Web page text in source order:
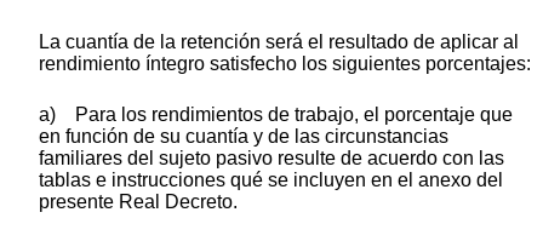
La cuantía de la retención será el resultado de aplicar al
rendimiento íntegro satisfecho los siguientes porcentajes:
a) Para los rendimientos de trabajo, el porcentaje que
en función de su cuantía y de las circunstancias
familiares del sujeto pasivo resulte de acuerdo con las
tablas e instrucciones qué se incluyen en el anexo del
presente Real Decreto.